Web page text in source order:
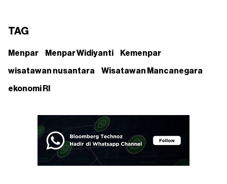
TAG
Menpar Menpar Widiyanti Kemenpar
wisatawan nusantara Wisatawan Mancanegara
ekonomi RI